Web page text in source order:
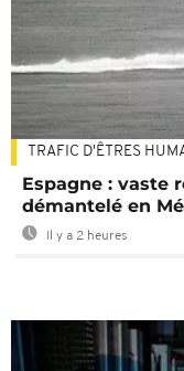
TRAFIC D'ÊTRES
Espagne : vaste
démantelé en
Il y a 2 heures